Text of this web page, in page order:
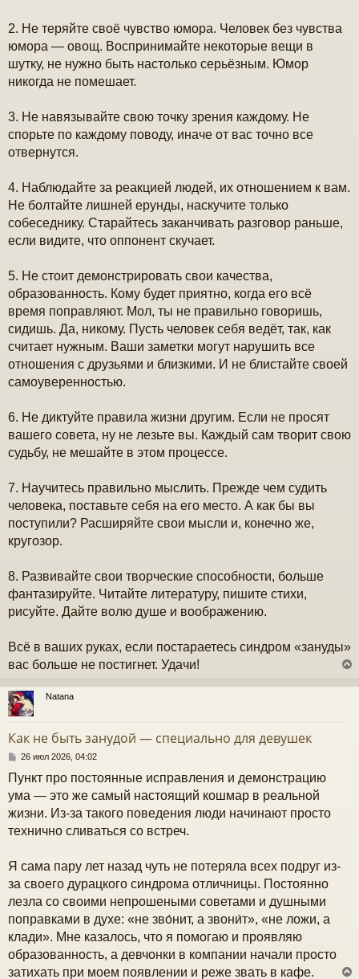
2. Не теряйте своё чувство юмора. Человек без чувства
юмора — овощ. Воспринимайте некоторые вещи в
шутку, не нужно быть настолько серьёзным. Юмор
никогда не помешает.
3. Не навязывайте свою точку зрения каждому. Не
спорьте по каждому поводу, иначе от вас точно все
отвернутся.
4. Наблюдайте за реакцией людей, их отношением к вам.
Не болтайте лишней ерунды, наскучите только
собеседнику. Старайтесь заканчивать разговор раньше,
если видите, что оппонент скучает.
5. Не стоит демонстрировать свои качества,
образованность. Кому будет приятно, когда его всё
время поправляют. Мол, ты не правильно говоришь,
сидишь. Да, никому. Пусть человек себя ведёт, так, как
считает нужным. Ваши заметки могут нарушить все
отношения с друзьями и близкими. И не блистайте своей
самоуверенностью.
6. Не диктуйте правила жизни другим. Если не просят
вашего совета, ну не лезьте вы. Каждый сам творит свою
судьбу, не мешайте в этом процессе.
7. Научитесь правильно мыслить. Прежде чем судить
человека, поставьте себя на его место. А как бы вы
поступили? Расширяйте свои мысли и, конечно же,
кругозор.
8. Развивайте свои творческие способности, больше
фантазируйте. Читайте литературу, пишите стихи,
рисуйте. Дайте волю душе и воображению.
Всё в ваших руках, если постараетесь синдром «зануды»
вас больше не постигнет. Удачи!
р
Natana
Как не быть занудой — специально для девушек
С
о
б
е
н
26 июл 2026, 04:02
Пункт про постоянные исправления и демонстрацию
ума — это же самый настоящий кошмар в реальной
жизни. Из-за такого поведения люди начинают просто
технично сливаться со встреч.
Я сама пару лет назад чуть не потеряла всех подруг из-
за своего дурацкого синдрома отличницы. Постоянно
лезла со своими непрошеными советами и душными
поправками в духе: «не зво́нит, а звони́т», «не ложи, а
клади». Мне казалось, что я помогаю и проявляю
образованность, а девчонки в компании начали просто
затихать при моем появлении и реже звать в кафе.